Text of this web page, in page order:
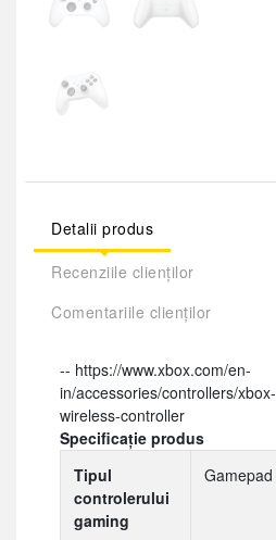
Detalii produs
Recenziile clienților
Comentariile clienților
-- https://www.xbox.com/en-
in/accessories/controllers/xbox-
wireless-controller
Specificație produs
Tipul
controlerului
gaming
Gamepad